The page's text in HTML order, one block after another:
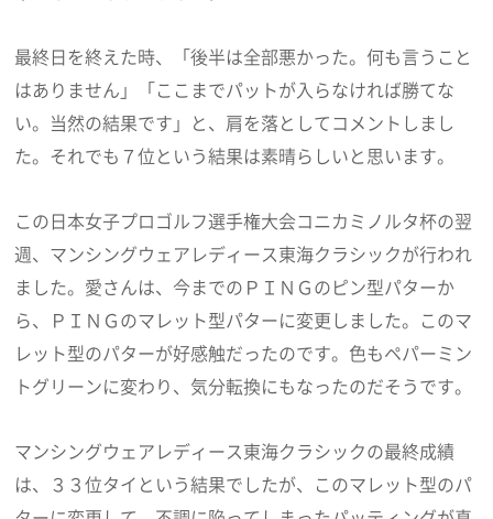
最終日を終えた時、「後半は全部悪かった。何も言うこと
はありません」「ここまでパットが入らなければ勝てな
い。当然の結果です」と、肩を落としてコメントしまし
た。それでも７位という結果は素晴らしいと思います。
この日本女子プロゴルフ選手権大会コニカミノルタ杯の翌
週、マンシングウェアレディース東海クラシックが行われ
ました。愛さんは、今までのＰＩＮＧのピン型パターか
ら、ＰＩＮＧのマレット型パターに変更しました。このマ
レット型のパターが好感触だったのです。色もペパーミン
トグリーンに変わり、気分転換にもなったのだそうです。
マンシングウェアレディース東海クラシックの最終成績
は、３３位タイという結果でしたが、このマレット型のパ